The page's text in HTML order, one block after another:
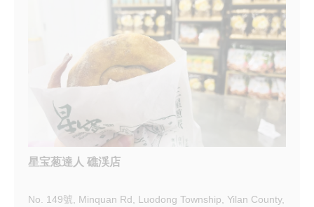
星宝葱達人 礁渓店
No. 149號, Minquan Rd, Luodong Township, Yilan County,